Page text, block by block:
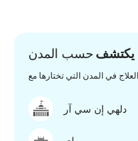
يكتشف حسب المدن
دلهي إن سي آر